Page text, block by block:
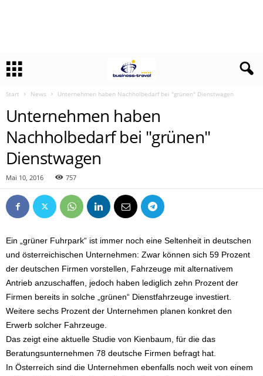
Start News Unternehmen haben Nachholbedarf bei "grünen" Dienstwagen
Unternehmen haben
Nachholbedarf bei "grünen"
Dienstwagen
Mai 10, 2016 757
Ein „grüner Fuhrpark“ ist immer noch eine Seltenheit in deutschen
und österreichischen Unternehmen: Zwar können sich 59 Prozent
der deutschen Firmen vorstellen, Fahrzeuge mit alternativem
Antrieb anzuschaffen, jedoch haben lediglich zehn Prozent der
Firmen bereits in solche „grünen“ Dienstfahrzeuge investiert.
Weitere sechs Prozent der Unternehmen planen konkret den
Erwerb solcher Fahrzeuge.
Das zeigt eine aktuelle Studie von Kienbaum, für die das
Beratungsunternehmen 78 deutsche Firmen befragt hat.
In Österreich sind die Unternehmen ebenfalls noch weit von einem